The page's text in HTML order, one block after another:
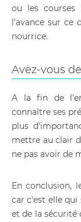
ou les courses
l'avance sur ce
nourrice.
Avez-vous
A la fin de
connaître ses
plus
mettre au clair
ne pas avoir de
En conclusion,
car c'est elle qui
et de la sécurité